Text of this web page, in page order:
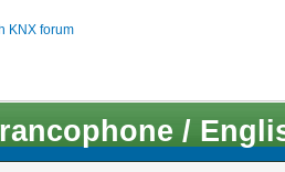
KNX forum
/